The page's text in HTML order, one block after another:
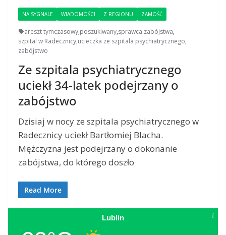
NA SYGNALE WIADOMOŚCI Z REGIONU ZAMOŚĆ
areszt tymczasowy,poszukiwany,sprawca zabójstwa,
szpital w Radecznicy,ucieczka ze szpitala psychiatrycznego,
zabójstwo
Ze szpitala psychiatrycznego
uciekł 34-latek podejrzany o
zabójstwo
Dzisiaj w nocy ze szpitala psychiatrycznego w
Radecznicy uciekł Bartłomiej Blacha.
Mężczyzna jest podejrzany o dokonanie
zabójstwa, do którego doszło
Read More
Lublin